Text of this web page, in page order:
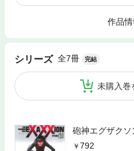
作品
シリーズ 全7冊 完結
未購入巻
砲神エグザクソ
792